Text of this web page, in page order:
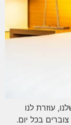
עוזרת לנו
בכל יום.